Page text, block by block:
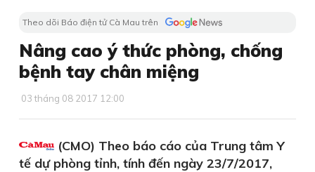
Theo dõi Báo điện tử Cà Mau trên
Nâng cao ý thức phòng, chống
bệnh tay chân miệng
03 tháng 08 2017 12:00
(CMO) Theo báo cáo của Trung tâm Y
tế dự phòng tỉnh, tính đến ngày 23/7/2017,